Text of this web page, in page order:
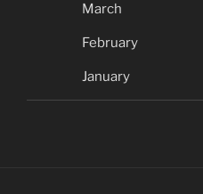
March
February
January